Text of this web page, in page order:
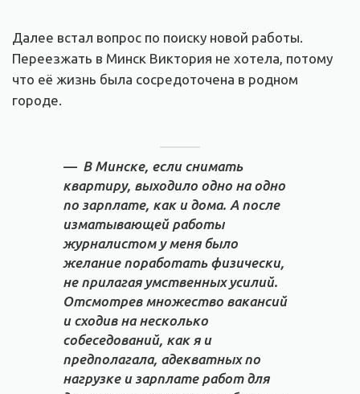
Далее встал вопрос по поиску новой работы.
Переезжать в Минск Виктория не хотела, потому
что её жизнь была сосредоточена в родном
городе.
— В Минске, если снимать
квартиру, выходило одно на одно
по зарплате, как и дома. А после
изматывающей работы
журналистом у меня было
желание поработать физически,
не прилагая умственных усилий.
Отсмотрев множество вакансий
и сходив на несколько
собеседований, как я и
предполагала, адекватных по
нагрузке и зарплате работ для